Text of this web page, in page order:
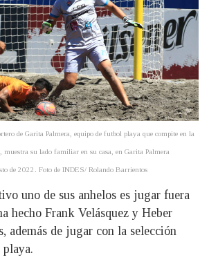
de Garita Palmera, equipo de futbol playa que compite en la
su lado familiar en su casa, en Garita Palmera
de 2022. Foto de INDES/ Rolando Barrientos
uno de sus anhelos es jugar fuera
hecho Frank Velásquez y Heber
además de jugar con la selección